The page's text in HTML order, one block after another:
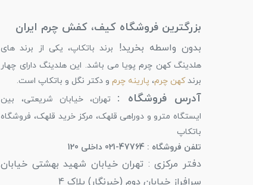
بزرگترین فروشگاه کیف، کفش چرم ایران
بدون واسطه بخرید!
برند باتکاپ، یکی از برند های
هلدینگ کهن چرم پویا می باشد. این هلدینگ دارای چهار
برندکهن چرم، پارینه چرم و دکتر نگل و باتکاپ است.
آدرس فروشگاه : تهران، خیابان شریعتی، بین
ایستگاه مترو و دوراهی قلهک، مرکز خرید قلهک، فروشگاه
باتکاپ
تلفن فروشگاه : 47764-021 داخلی 120
دفتر مرکزی : تهران خیابان شهید بهشتی خیابان
سرافراز خیابان دوم (خبرنگار) پلاک 4